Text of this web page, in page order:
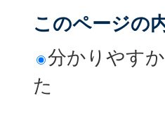
このページの
分かりやす
た